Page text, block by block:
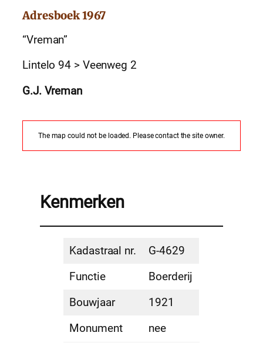
Adresboek 1967
“Vreman”
Lintelo 94 > Veenweg 2
G.J. Vreman
The map could not be loaded. Please contact the site owner.
Kenmerken
Kadastraal nr.
G-4629
Functie
Boerderij
Bouwjaar
1921
Monument
nee